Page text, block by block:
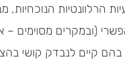
הרלוונטיות הנוכחיות,
(ובמקרים מסוימים –
קיים לנבדק קושי